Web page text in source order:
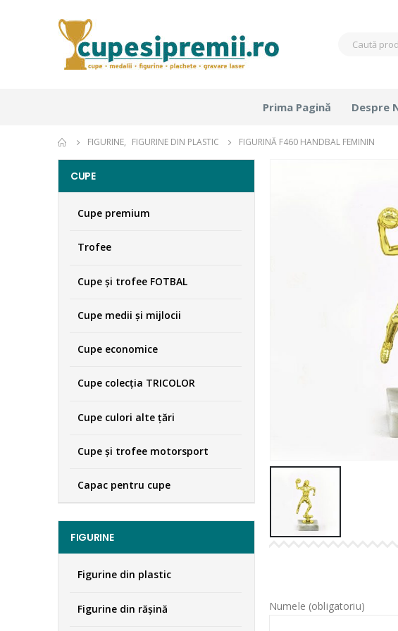
Prima Pagină Despre
FIGURINE, FIGURINE DIN PLASTIC FIGURINĂ F460 HANDBAL FEMININ
Numele (obligatoriu)
CUPE
Cupe premium
Trofee
Cupe şi trofee FOTBAL
Cupe medii şi mijlocii
Cupe economice
Cupe colecţia TRICOLOR
Cupe culori alte țări
Cupe și trofee motorsport
Capac pentru cupe
FIGURINE
Figurine din plastic
Figurine din răşină